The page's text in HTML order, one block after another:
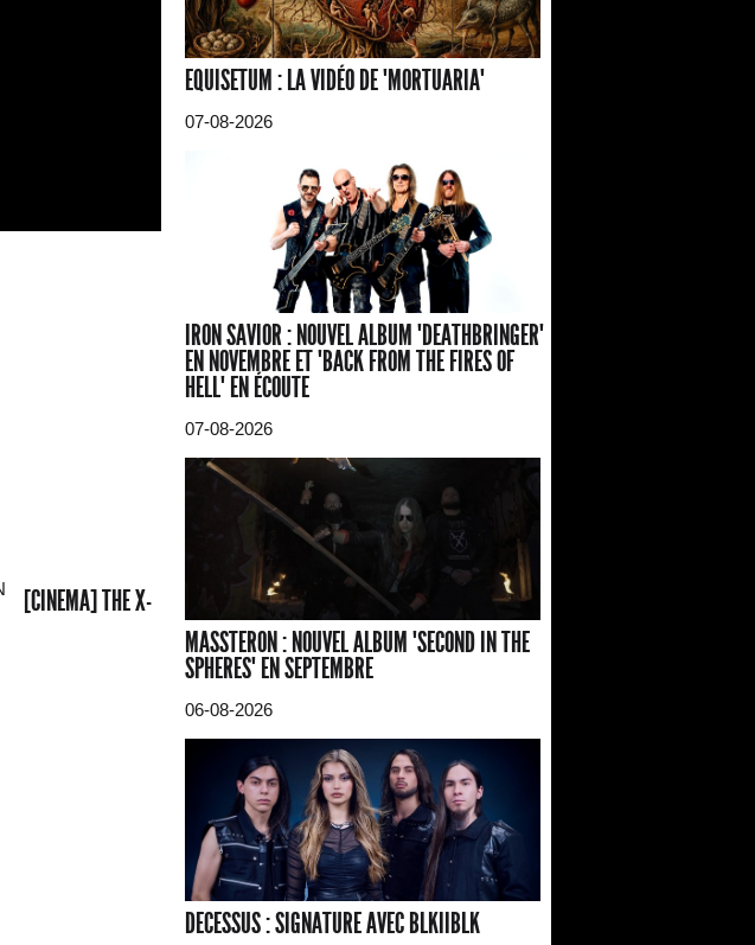
[CINEMA] THE X-
EQUISETUM : LA VIDÉO DE "MORTUARIA"
07-08-2026
IRON SAVIOR : NOUVEL ALBUM "DEATHBRINGER"
EN NOVEMBRE ET "BACK FROM THE FIRES OF
HELL" EN ÉCOUTE
07-08-2026
MASSTERON : NOUVEL ALBUM "SECOND IN THE
SPHERES" EN SEPTEMBRE
06-08-2026
DECESSUS : SIGNATURE AVEC BLKIIBLK